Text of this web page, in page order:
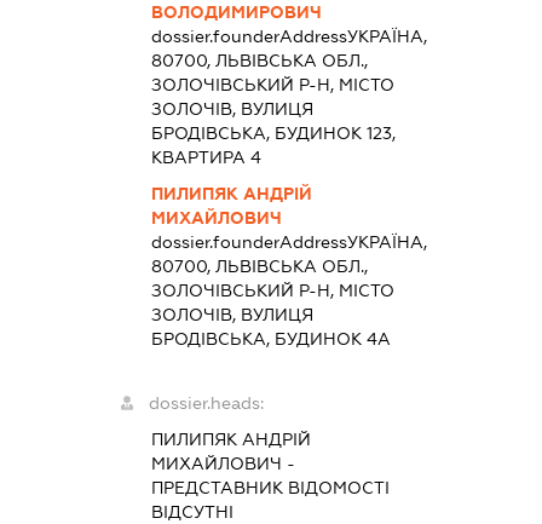
ВОЛОДИМИРОВИЧ
dossier.founderAddressУКРАЇНА,
80700, ЛЬВІВСЬКА ОБЛ.,
ЗОЛОЧІВСЬКИЙ Р-Н, МІСТО
ЗОЛОЧІВ, ВУЛИЦЯ
БРОДІВСЬКА, БУДИНОК 123,
КВАРТИРА 4
ПИЛИПЯК АНДРІЙ
МИХАЙЛОВИЧ
dossier.founderAddressУКРАЇНА,
80700, ЛЬВІВСЬКА ОБЛ.,
ЗОЛОЧІВСЬКИЙ Р-Н, МІСТО
ЗОЛОЧІВ, ВУЛИЦЯ
БРОДІВСЬКА, БУДИНОК 4А
dossier.heads:
ПИЛИПЯК АНДРІЙ
МИХАЙЛОВИЧ -
ПРЕДСТАВНИК ВІДОМОСТІ
ВІДСУТНІ